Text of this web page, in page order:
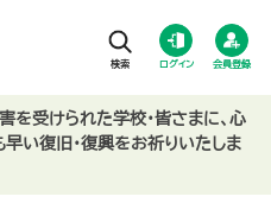
ログイン 会員登録
受けられた学校・皆さまに、心
い復旧・復興をお祈りいたしま